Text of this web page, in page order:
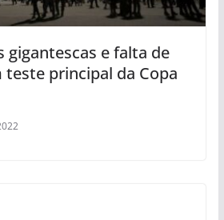
gigantescas e falta de
teste principal da Copa